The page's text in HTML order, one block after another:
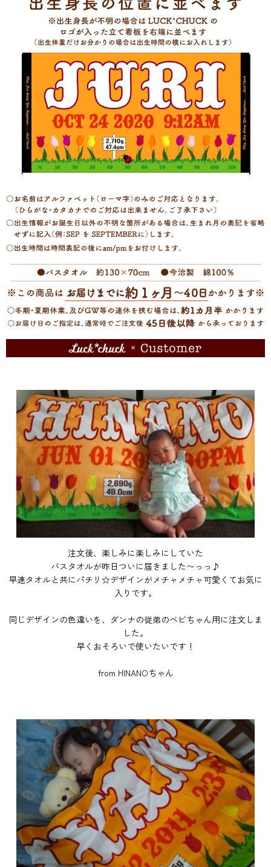
注文後、楽しみに楽しみにしていた
バスタオルが昨日ついに届きました〜っっ♪
早速タオルと共にパチリ☆デザインがメチャメチャ可愛くてお気に
入りです。
同じデザインの色違いを、ダンナの従弟のベビちゃん用に注文しま
した。
早くおそろいで使いたいです！
from HINANOちゃん